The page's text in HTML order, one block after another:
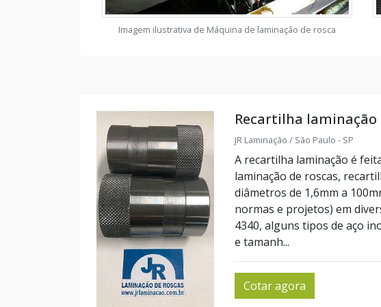
Imagem ilustrativa de Máquina de laminação de rosca
Recartilha laminação
JR Laminação / São Paulo - SP
A recartilha laminação é
laminação de roscas,
diâmetros de 1,6mm a
normas e projetos) em
4340, alguns tipos de aço
e tamanh...
Cotar agora